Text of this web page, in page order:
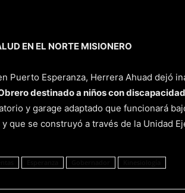
EN EL NORTE MISIONERO
Puerto Esperanza, Herrera Ahuad dejó
destinado a niños con
y garage adaptado que funcionará
que se construyó a través de la Unidad